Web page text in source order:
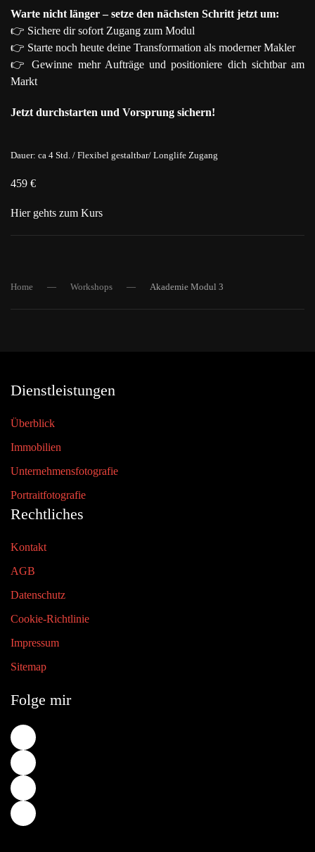
Warte nicht länger – setze den nächsten Schritt jetzt um:
👉 Sichere dir sofort Zugang zum Modul
👉 Starte noch heute deine Transformation als moderner Makler
👉 Gewinne mehr Aufträge und positioniere dich sichtbar am
Markt
Jetzt durchstarten und Vorsprung sichern!
Dauer: ca 4 Std. / Flexibel gestaltbar/ Longlife Zugang
459 €
Hier gehts zum Kurs
Home Workshops Akademie Modul 3
Dienstleistungen
Überblick
Immobilien
Unternehmensfotografie
Portraitfotografie
Rechtliches
Kontakt
AGB
Datenschutz
Cookie-Richtlinie
Impressum
Sitemap
Folge mir